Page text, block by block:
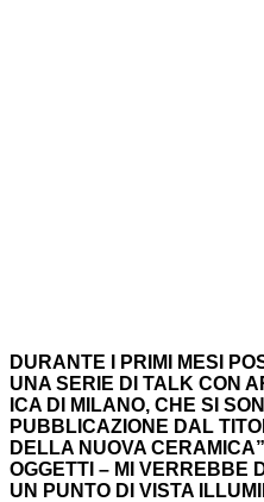
DURANTE I PRIMI MESI
UNA SERIE DI TALK CON
ICA DI MILANO, CHE SI
PUBBLICAZIONE DAL
DELLA NUOVA
OGGETTI – MI VERREBBE
UN PUNTO DI VISTA